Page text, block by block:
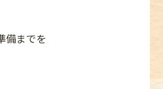
備までを